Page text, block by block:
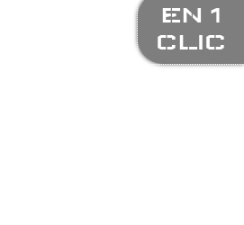
EN 1
CLIC